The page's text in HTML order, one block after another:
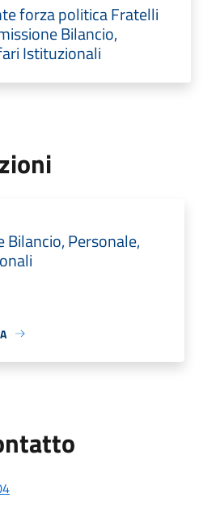
forza politica Fratelli
Bilancio,
Istituzionali
Bilancio, Personale,